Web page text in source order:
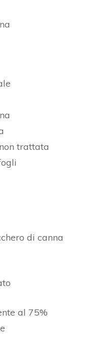
trattata
di canna
al 75%